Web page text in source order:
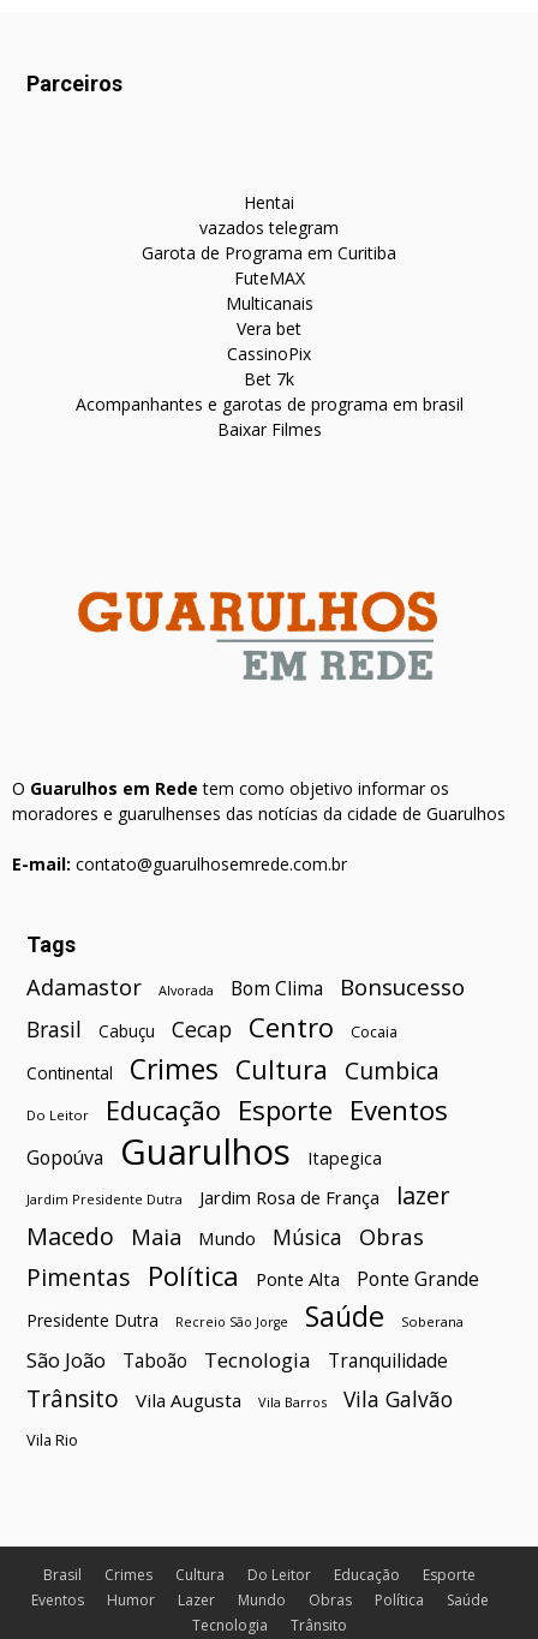
Parceiros
Hentai
vazados telegram
Garota de Programa em Curitiba
FuteMAX
Multicanais
Vera bet
CassinoPix
Bet 7k
Acompanhantes e garotas de programa em brasil
Baixar Filmes
O Guarulhos em Rede tem como objetivo informar os
moradores e guarulhenses das notícias da cidade de Guarulhos
E-mail: contato@guarulhosemrede.com.br
Tags
Adamastor Alvorada Bom Clima Bonsucesso
Brasil Cabuçu Cecap Centro Cocaia
Continental Crimes Cultura Cumbica
Do Leitor Educação Esporte Eventos
Gopoúva Guarulhos Itapegica
Jardim Presidente Dutra Jardim Rosa de França
lazer
Macedo
Maia Mundo Música Obras
Pimentas Política Ponte Alta Ponte Grande
Presidente Dutra Recreio São Jorge Saúde Soberana
São João Taboão Tecnologia Tranquilidade
Trânsito Vila Augusta Vila Barros Vila Galvão
Vila Rio
Brasil Crimes Cultura Do Leitor Educação
Esporte
Eventos
Humor Lazer Mundo Obras Política
Saúde
Tecnologia
Trânsito